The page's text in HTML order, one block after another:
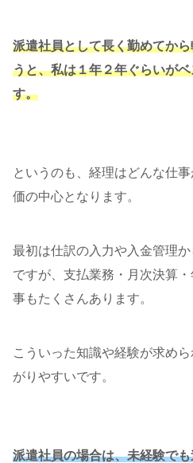
派遣社員として長く勤めてか
うと、私は１年２年ぐらいが
す。
というのも、経理はどんな仕
価の中心となります。
最初は仕訳の入力や入金管理
ですが、支払業務・月次決算
事もたくさんあります。
こういった知識や経験が求め
がりやすいです。
派遣社員の場合は、未経験で